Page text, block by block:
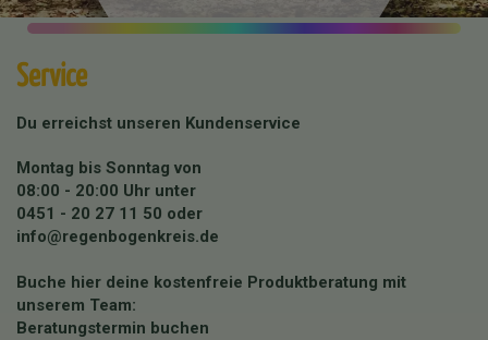
Service
Du erreichst unseren Kundenservice
Montag bis Sonntag von
08:00 - 20:00 Uhr unter
0451 - 20 27 11 50 oder
info@regenbogenkreis.de
Buche hier deine kostenfreie Produktberatung mit
unserem Team:
Beratungstermin buchen